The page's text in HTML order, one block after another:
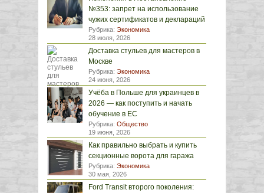
№353: запрет на использование
чужих сертификатов и деклараций
Рубрика: Экономика
28 июля, 2026
Доставка стульев для мастеров в
Москве
Рубрика: Экономика
24 июня, 2026
Учёба в Польше для украинцев в
2026 — как поступить и начать
обучение в ЕС
Рубрика: Общество
19 июня, 2026
Как правильно выбрать и купить
секционные ворота для гаража
Рубрика: Экономика
30 мая, 2026
Ford Transit второго поколения: